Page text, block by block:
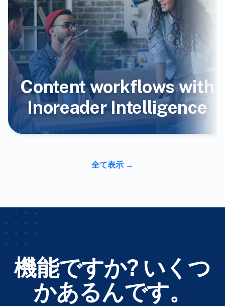
Content workflows with
Inoreader Intelligence
全て表示
機能ですか? いくつ
かあるんです。